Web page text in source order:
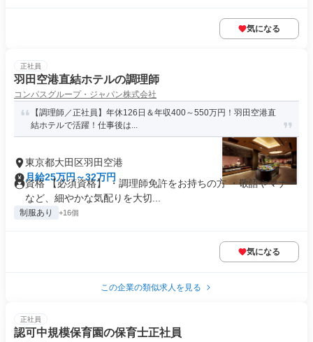
気になる
正社員
羽田空港直結ホテルの調理師
コンパスグループ・ジャパン株式会社
【調理師／正社員】年休126日＆年収400～550万円！羽田空港直
結ホテルで活躍！仕事後は...
東京都大田区羽田空港
月給25万円～32万円
資格 【必須資格】 ・調理師免許をお持ちの方 ・敬語やマナー
など、細やかな気配りを大切...
制服あり +16個
気になる
この企業の類似求人を見る
正社員
認可中規模保育園の保育士正社員